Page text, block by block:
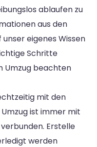
ablaufen zu
aus den
eigenes Wissen
Schritte
Umzug beachten
mit den
ist immer mit
Erstelle
werden